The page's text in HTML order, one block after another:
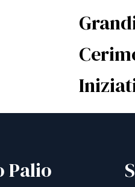
Palio